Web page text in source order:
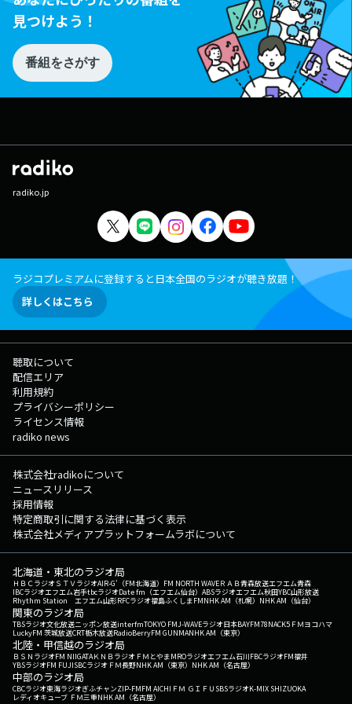
見つけよう！
番組をさがす
radiko.jp
ラジコプレミアムに登録すると日本全国のラジオが聴き放題！
詳しくはこちら
聴取について
配信エリア
利用規約
プライバシーポリシー
ライセンス情報
radiko news
株式会社radikoについて
ニュースリリース
採用情報
特定商取引に関する法律に基づく表示
株式会社メディアプラットフォームラボについて
北海道・東北のラジオ局
ＨＢＣラジオＳＴＶラジオAIR-G'（FM北海道） FM NORTH WAVEＲＡＢ青森放送エフエム青森
IBCラジオエフエム岩手tbcラジオDate fm（エフエム仙台） ABSラジオエフエム秋田YBC山形放送
Rhythm Station エフエム山形RFCラジオ福島ふくしまFMNHK AM（札幌） NHK AM（仙台）
関東のラジオ局
TBSラジオ文化放送ニッポン放送interfmTOKYO FMJ-WAVEラジオ日本BAYFM78NACK5 ＦＭヨコハマ
LuckyFM 茨城放送CRT栃木放送RadioBerryFM GUNMANHK AM（東京）
北陸・甲信越のラジオ局
ＢＳＮラジオFM NIIGATAＫＮＢラジオ ＦＭとやまMROラジオエフエム石川FBCラジオFM福井
YBSラジオFM FUJISBCラジオ ＦＭ長野NHK AM（東京） NHK AM（名古屋）
中部のラジオ局
CBCラジオ東海ラジオぎふチャンZIP-FMFM AICHI ＦＭ ＧＩＦＵ SBSラジオK-MIX SHIZUOKA
レディオキューブ ＦＭ三重NHK AM（名古屋）